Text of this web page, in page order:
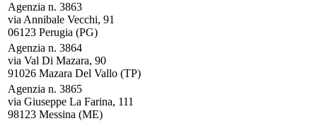
Agenzia n. 3863
via Annibale Vecchi, 91
06123 Perugia (PG)
Agenzia n. 3864
via Val Di Mazara, 90
91026 Mazara Del Vallo (TP)
Agenzia n. 3865
via Giuseppe La Farina, 111
98123 Messina (ME)